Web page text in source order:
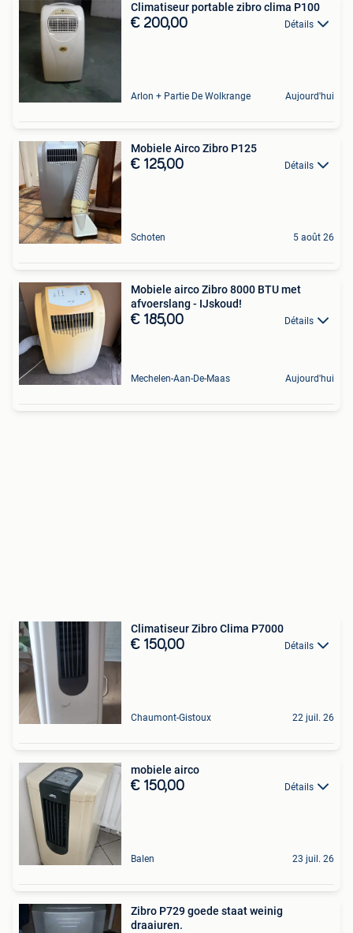
Climatiseur portable zibro clima P100
€ 200,00 Détails
Arlon + Partie De Wolkrange Aujourd'hui
Mobiele Airco Zibro P125
€ 125,00 Détails
Schoten 5 août 26
Mobiele airco Zibro 8000 BTU met
afvoerslang - IJskoud!
€ 185,00 Détails
Mechelen-Aan-De-Maas Aujourd'hui
Climatiseur Zibro Clima P7000
€ 150,00 Détails
Chaumont-Gistoux 22 juil. 26
mobiele airco
€ 150,00 Détails
Balen 23 juil. 26
Zibro P729 goede staat weinig
draaiuren.